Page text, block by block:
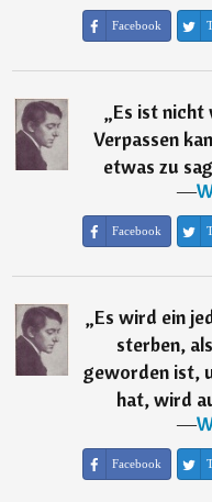
Facebook
„Es ist nicht
Verpassen
etwas zu
―
Facebook
„Es wird ein
sterben,
geworden ist,
hat, wird
―
Facebook